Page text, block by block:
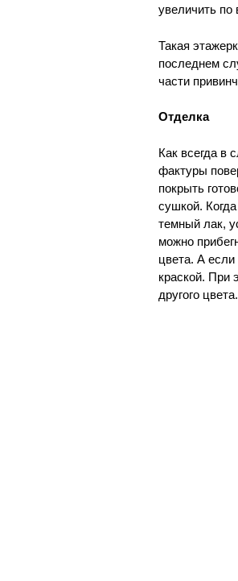
увеличить по
Такая
последнем
части
Отделка
Как всегда в
фактуры
покрыть
сушкой.
темный лак,
можно
цвета. А
краской. При
другого цвета.